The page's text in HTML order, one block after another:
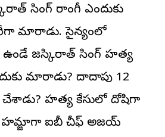
సింగ్ రాంగీ ఎందుకు
మారాడు. సైన్యంలో
ఉండే జస్కిరాత్ సింగ్ హత్య
మారాడు? దాదాపు 12
చేశాడు? హత్య కేసులో దోషిగా
హమ్జాగా ఐబీ చీఫ్ అజయ్